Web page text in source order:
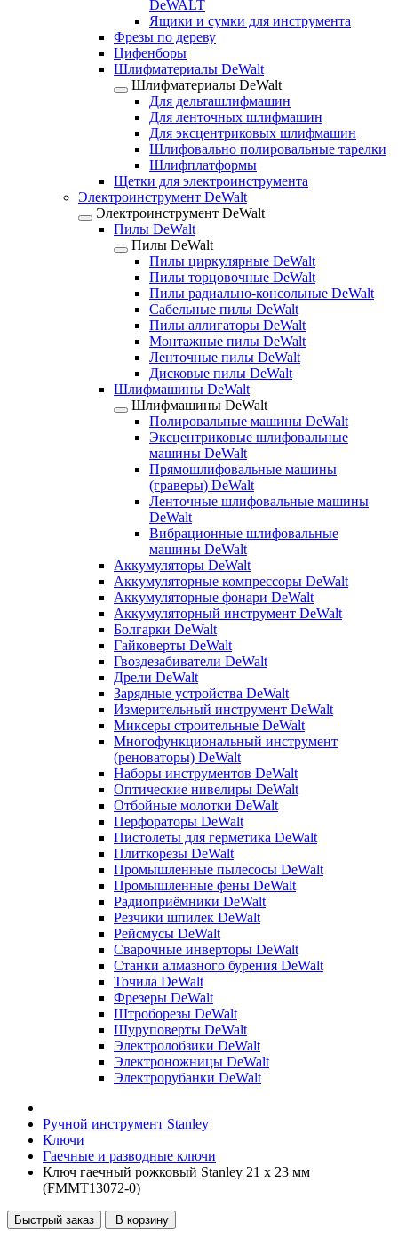
DeWALT
Ящики и сумки для инструмента
Фрезы по дереву
Цифенборы
Шлифматериалы DeWalt
Шлифматериалы DeWalt
Для дельташлифмашин
Для ленточных шлифмашин
Для эксцентриковых шлифмашин
Шлифовально полировальные тарелки
Шлифплатформы
Щетки для электроинструмента
Электроинструмент DeWalt
Электроинструмент DeWalt
Пилы DeWalt
Пилы DeWalt
Пилы циркулярные DeWalt
Пилы торцовочные DeWalt
Пилы радиально-консольные DeWalt
Сабельные пилы DeWalt
Пилы аллигаторы DeWalt
Монтажные пилы DeWalt
Ленточные пилы DeWalt
Дисковые пилы DeWalt
Шлифмашины DeWalt
Шлифмашины DeWalt
Полировальные машины DeWalt
Эксцентриковые шлифовальные
машины DeWalt
Прямошлифовальные машины
(граверы) DeWalt
Ленточные шлифовальные машины
DeWalt
Вибрационные шлифовальные
машины DeWalt
Аккумуляторы DeWalt
Аккумуляторные компрессоры DeWalt
Аккумуляторные фонари DeWalt
Аккумуляторный инструмент DeWalt
Болгарки DeWalt
Гайковерты DeWalt
Гвоздезабиватели DeWalt
Дрели DeWalt
Зарядные устройства DeWalt
Измерительный инструмент DeWalt
Миксеры строительные DeWalt
Многофункциональный инструмент
(реноваторы) DeWalt
Наборы инструментов DeWalt
Оптические нивелиры DeWalt
Отбойные молотки DeWalt
Перфораторы DeWalt
Пистолеты для герметика DeWalt
Плиткорезы DeWalt
Промышленные пылесосы DeWalt
Промышленные фены DeWalt
Радиоприёмники DeWalt
Резчики шпилек DeWalt
Рейсмусы DeWalt
Сварочные инверторы DeWalt
Станки алмазного бурения DeWalt
Точила DeWalt
Фрезеры DeWalt
Штроборезы DeWalt
Шуруповерты DeWalt
Электролобзики DeWalt
Электроножницы DeWalt
Электрорубанки DeWalt
Ручной инструмент Stanley
Ключи
Гаечные и разводные ключи
Ключ гаечный рожковый Stanley 21 x 23 мм
(FMMT13072-0)
Быстрый заказ В корзину